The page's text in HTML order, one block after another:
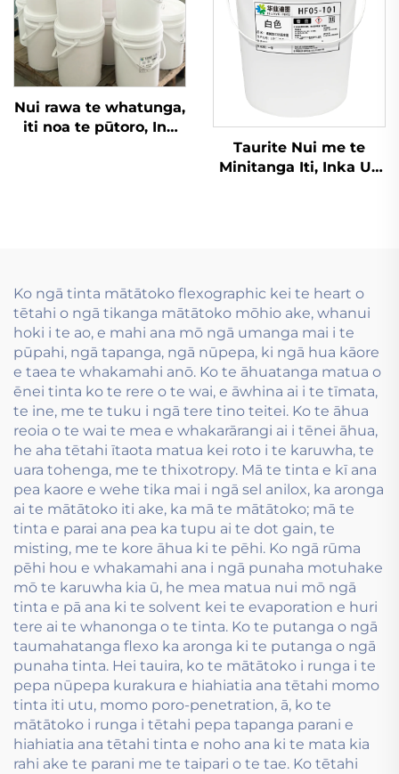
Nui rawa te whatunga,
iti noa te pūtoro, Inu
Taurite Nui me te
Minitanga Iti, Inka Ua
Ko ngā tinta mātātoko flexographic kei te heart o
tētahi o ngā tikanga mātātoko mōhio ake, whanui
hoki i te ao, e mahi ana mō ngā umanga mai i te
pūpahi, ngā tapanga, ngā nūpepa, ki ngā hua kāore
e taea te whakamahi anō. Ko te āhuatanga matua o
ēnei tinta ko te rere o te wai, e āwhina ai i te tīmata,
te ine, me te tuku i ngā tere tino teitei. Ko te āhua
reoia o te wai te mea e whakarārangi ai i tēnei āhua,
he aha tētahi ītaota matua kei roto i te karuwha, te
uara tohenga, me te thixotropy. Mā te tinta e kī ana
pea kaore e wehe tika mai i ngā sel anilox, ka aronga
ai te mātātoko iti ake, ka mā te mātātoko; mā te
tinta e parai ana pea ka tupu ai te dot gain, te
misting, me te kore āhua ki te pēhi. Ko ngā rūma
pēhi hou e whakamahi ana i ngā punaha motuhake
mō te karuwha kia ū, he mea matua nui mō ngā
tinta e pā ana ki te solvent kei te evaporation e huri
tere ai te whanonga o te tinta. Ko te putanga o ngā
taumahatanga flexo ka aronga ki te putanga o ngā
punaha tinta. Hei tauira, ko te mātātoko i runga i te
pepa nūpepa kurakura e hiahiatia ana tētahi momo
tinta iti utu, momo poro-penetration, ā, ko te
mātātoko i runga i tētahi pepa tapanga parani e
hiahiatia ana tētahi tinta e noho ana ki te mata kia
rahi ake te parani me te taipari o te tae. Ko tētahi